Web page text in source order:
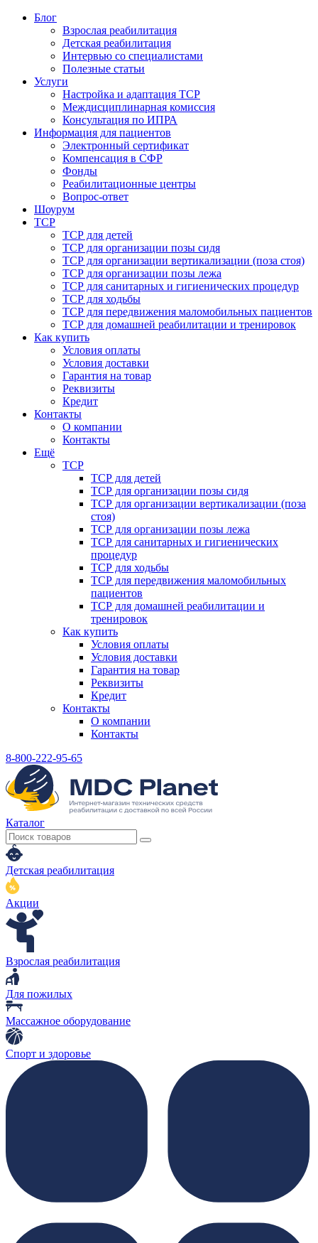
Блог
Взрослая реабилитация
Детская реабилитация
Интервью со специалистами
Полезные статьи
Услуги
Настройка и адаптация ТСР
Междисциплинарная комиссия
Консультация по ИПРА
Информация для пациентов
Электронный сертификат
Компенсация в СФР
Фонды
Реабилитационные центры
Вопрос-ответ
Шоурум
ТСР
ТСР для детей
ТСР для организации позы сидя
ТСР для организации вертикализации (поза стоя)
ТСР для организации позы лежа
ТСР для санитарных и гигиенических процедур
ТСР для ходьбы
ТСР для передвижения маломобильных пациентов
ТСР для домашней реабилитации и тренировок
Как купить
Условия оплаты
Условия доставки
Гарантия на товар
Реквизиты
Кредит
Контакты
О компании
Контакты
Ещё
ТСР
ТСР для детей
ТСР для организации позы сидя
ТСР для организации вертикализации (поза
стоя)
ТСР для организации позы лежа
ТСР для санитарных и гигиенических
процедур
ТСР для ходьбы
ТСР для передвижения маломобильных
пациентов
ТСР для домашней реабилитации и
тренировок
Как купить
Условия оплаты
Условия доставки
Гарантия на товар
Реквизиты
Кредит
Контакты
О компании
Контакты
8-800-222-95-65
Каталог
Детская реабилитация
Акции
Взрослая реабилитация
Для пожилых
Массажное оборудование
Спорт и здоровье